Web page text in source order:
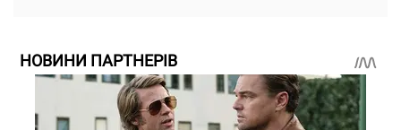
НОВИНИ ПАРТНЕРІВ